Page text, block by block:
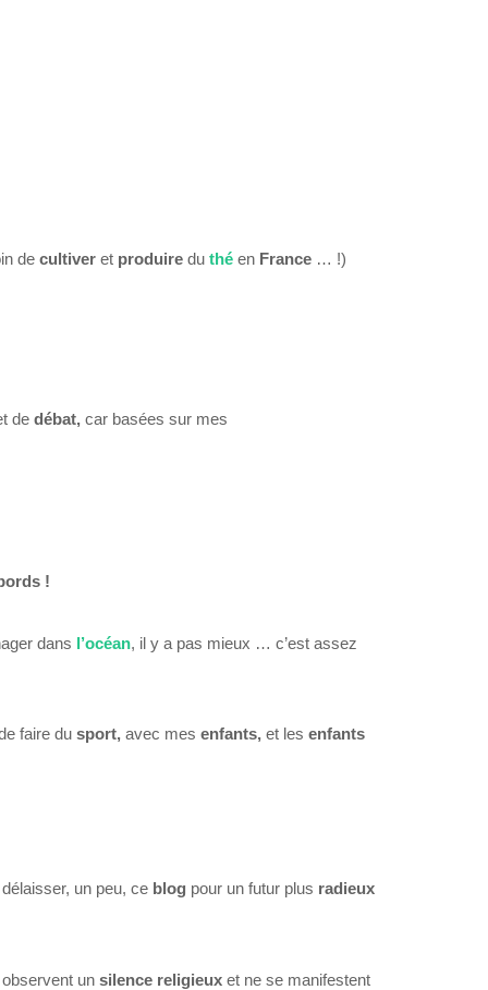
de cultiver et produire du thé en France … !)
de débat, car basées sur mes
!
dans l’océan, il y a pas mieux … c’est assez
faire du sport, avec mes enfants, et les enfants
un peu, ce blog pour un futur plus radieux
un silence religieux et ne se manifestent